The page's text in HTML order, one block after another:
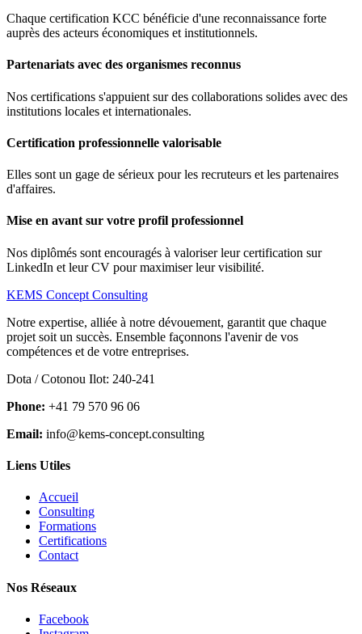
Chaque certification KCC bénéficie d'une reconnaissance forte
auprès des acteurs économiques et institutionnels.
Partenariats avec des organismes reconnus
Nos certifications s'appuient sur des collaborations solides avec des
institutions locales et internationales.
Certification professionnelle valorisable
Elles sont un gage de sérieux pour les recruteurs et les partenaires
d'affaires.
Mise en avant sur votre profil professionnel
Nos diplômés sont encouragés à valoriser leur certification sur
LinkedIn et leur CV pour maximiser leur visibilité.
KEMS Concept Consulting
Notre expertise, alliée à notre dévouement, garantit que chaque
projet soit un succès. Ensemble façonnons l'avenir de vos
compétences et de votre entreprises.
Dota / Cotonou Ilot: 240-241
Phone: +41 79 570 96 06
Email: info@kems-concept.consulting
Liens Utiles
Accueil
Consulting
Formations
Certifications
Contact
Nos Réseaux
Facebook